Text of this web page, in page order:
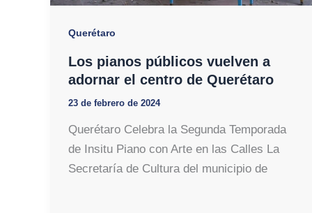
Querétaro
Los pianos públicos vuelven a
adornar el centro de Querétaro
23 de febrero de 2024
Querétaro Celebra la Segunda Temporada
de Insitu Piano con Arte en las Calles La
Secretaría de Cultura del municipio de